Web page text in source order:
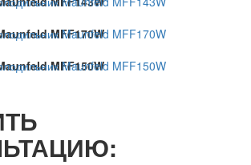
MFF170W
MFF150W